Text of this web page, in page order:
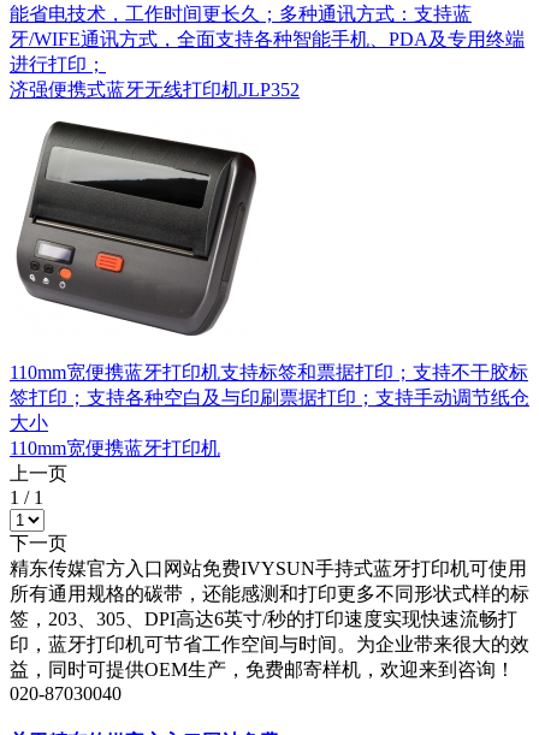
能省电技术，工作时间更长久；多种通讯方式：支持蓝
牙/WIFE通讯方式，全面支持各种智能手机、PDA及专用终端
进行打印；
济强便携式蓝牙无线打印机JLP352
110mm宽便携蓝牙打印机支持标签和票据打印；支持不干胶标
签打印；支持各种空白及与印刷票据打印；支持手动调节纸仓
大小
110mm宽便携蓝牙打印机
上一页
1 / 1
下一页
精东传媒官方入口网站免费IVYSUN手持式蓝牙打印机可使用
所有通用规格的碳带，还能感测和打印更多不同形状式样的标
签，203、305、DPI高达6英寸/秒的打印速度实现快速流畅打
印，蓝牙打印机可节省工作空间与时间。为企业带来很大的效
益，同时可提供OEM生产，免费邮寄样机，欢迎来到咨询！
020-87030040